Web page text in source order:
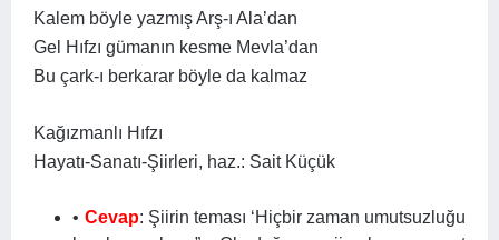
Kalem böyle yazmış Arş-ı Ala’dan
Gel Hıfzı gümanın kesme Mevla’dan
Bu çark-ı berkarar böyle da kalmaz
Kağızmanlı Hıfzı
Hayatı-Sanatı-Şiirleri, haz.: Sait Küçük
Cevap: Şiirin teması ‘Hiçbir zaman umutsuzluğu